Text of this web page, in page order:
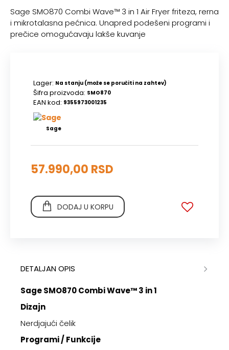
Sage SMO870 Combi Wave™ 3 in 1 Air Fryer friteza, rerna
i mikrotalasna pećnica. Unapred podešeni programi i
prečice omogućavaju lakše kuvanje
Lager: Na stanju (može se poručiti na zahtev)
Šifra proizvoda: SMO870
EAN kod: 9355973001235
Sage
57.990,00 RSD
DODAJ U KORPU
DETALJAN OPIS
Sage SMO870 Combi Wave™ 3 in 1
Dizajn
Nerdjajući čelik
Programi / Funkcije